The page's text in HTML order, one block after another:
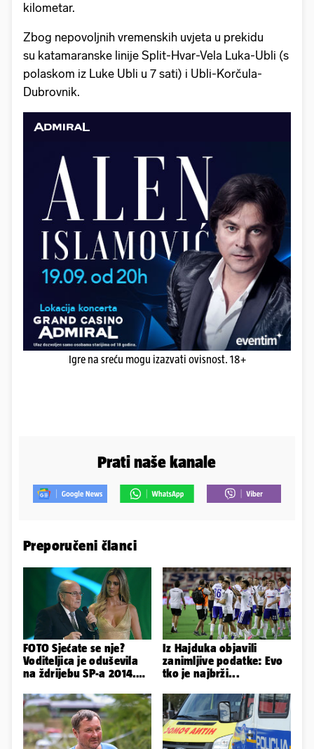
kilometar.
Zbog nepovoljnih vremenskih uvjeta u prekidu
su katamaranske linije Split-Hvar-Vela Luka-Ubli (s
polaskom iz Luke Ubli u 7 sati) i Ubli-Korčula-
Dubrovnik.
Igre na sreću mogu izazvati ovisnost. 18+
Prati naše kanale
Preporučeni članci
FOTO Sjećate se nje?
Voditeljica je oduševila
na ždrijebu SP-a 2014.
Iz Hajduka objavili
zanimljive podatke: Evo
tko je najbrži...